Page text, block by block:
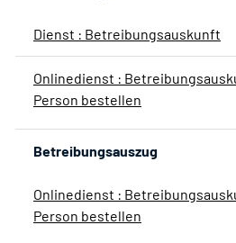
Dienst : Betreibungsauskunft
Onlinedienst :
Person bestellen
Betreibungsauszug
Onlinedienst :
Person bestellen